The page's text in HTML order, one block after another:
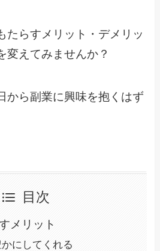
たらすメリット・デメリッ
変えてみませんか？
から副業に興味を抱くはず
目次
メリット
にしてくれる